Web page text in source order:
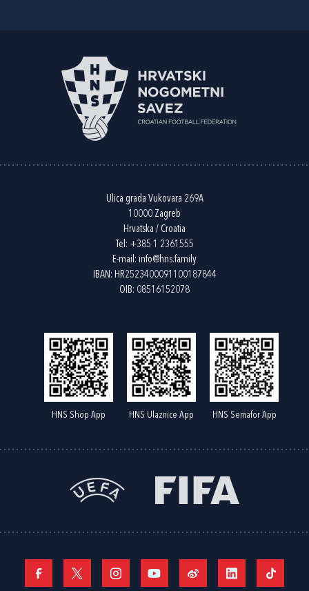
Ulica grada Vukovara 269A
10000 Zagreb
Hrvatska / Croatia
Tel: +385 1 2361555
E-mail: info@hns.family
IBAN: HR2523400091100187844
OIB: 08516152078
HNS Shop App HNS Ulaznice App HNS Semafor App